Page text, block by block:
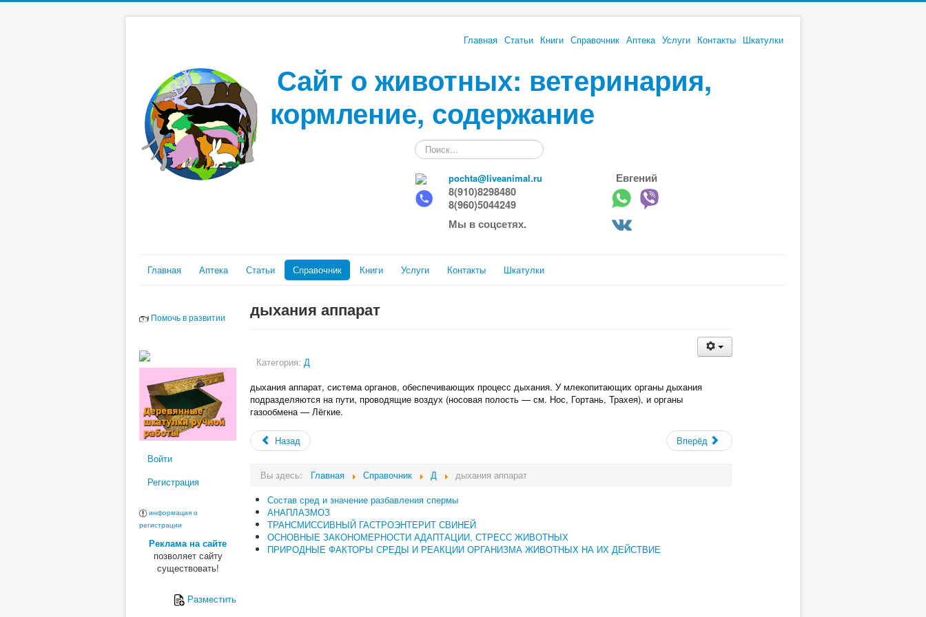
Главная Статьи Книги Справочник Аптека Услуги Контакты Шкатулки
Сайт о животных: ветеринария,
кормление, содержание
Искать...
pochta@liveanimal.ru
Евгений
8(910)8298480
8(960)5044249
Мы в соцсетях.
Главная Аптека Статьи Справочник Книги Услуги Контакты Шкатулки
Помочь в развитии
Войти
Регистрация
информация о
регистрации
Реклама на сайте
позволяет сайту
существовать!
Разместить
дыхания аппарат
Категория: Д
дыхания аппарат, система органов, обеспечивающих процесс дыхания. У млекопитающих органы дыхания
подразделяются на пути, проводящие воздух (носовая полость — см. Нос, Гортань, Трахея), и органы
газообмена — Лёгкие.
Назад Вперёд
Вы здесь: Главная Справочник Д
дыхания аппарат
Состав сред и значение разбавления спермы
АНАПЛАЗМОЗ
ТРАНСМИССИВНЫЙ ГАСТРОЭНТЕРИТ СВИНЕЙ
ОСНОВНЫЕ ЗАКОНОМЕРНОСТИ АДАПТАЦИИ, СТРЕСС ЖИВОТНЫХ
ПРИРОДНЫЕ ФАКТОРЫ СРЕДЫ И РЕАКЦИИ ОРГАНИЗМА ЖИВОТНЫХ НА ИХ ДЕЙСТВИЕ